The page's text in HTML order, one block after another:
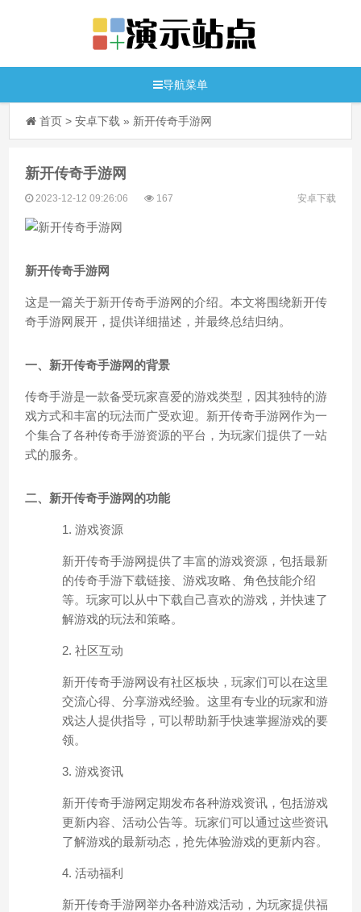
导航菜单
首页 >安卓下载 » 新开传奇手游网
新开传奇手游网
2023-12-12 09:26:06 167 安卓下载
新开传奇手游网
这是一篇关于新开传奇手游网的介绍。本文将围绕新开传
奇手游网展开，提供详细描述，并最终总结归纳。
一、新开传奇手游网的背景
传奇手游是一款备受玩家喜爱的游戏类型，因其独特的游
戏方式和丰富的玩法而广受欢迎。新开传奇手游网作为一
个集合了各种传奇手游资源的平台，为玩家们提供了一站
式的服务。
二、新开传奇手游网的功能
1. 游戏资源
新开传奇手游网提供了丰富的游戏资源，包括最新
的传奇手游下载链接、游戏攻略、角色技能介绍
等。玩家可以从中下载自己喜欢的游戏，并快速了
解游戏的玩法和策略。
2. 社区互动
新开传奇手游网设有社区板块，玩家们可以在这里
交流心得、分享游戏经验。这里有专业的玩家和游
戏达人提供指导，可以帮助新手快速掌握游戏的要
领。
3. 游戏资讯
新开传奇手游网定期发布各种游戏资讯，包括游戏
更新内容、活动公告等。玩家们可以通过这些资讯
了解游戏的最新动态，抢先体验游戏的更新内容。
4. 活动福利
新开传奇手游网举办各种游戏活动，为玩家提供福